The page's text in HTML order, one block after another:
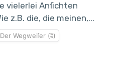
vielerlei Anſichten
z.B. die, die meinen,...
Der Wegweiſer (ʬ)